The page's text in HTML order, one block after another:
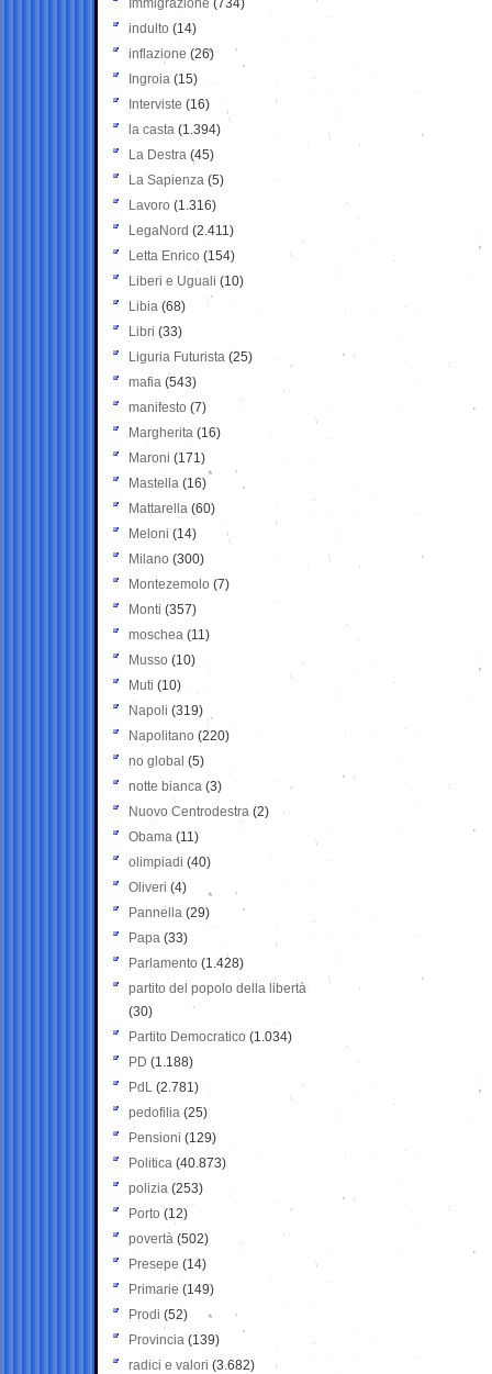
Immigrazione (734)
indulto (14)
inflazione (26)
Ingroia (15)
Interviste (16)
la casta (1.394)
La Destra (45)
La Sapienza (5)
Lavoro (1.316)
LegaNord (2.411)
Letta Enrico (154)
Liberi e Uguali (10)
Libia (68)
Libri (33)
Liguria Futurista (25)
mafia (543)
manifesto (7)
Margherita (16)
Maroni (171)
Mastella (16)
Mattarella (60)
Meloni (14)
Milano (300)
Montezemolo (7)
Monti (357)
moschea (11)
Musso (10)
Muti (10)
Napoli (319)
Napolitano (220)
no global (5)
notte bianca (3)
Nuovo Centrodestra (2)
Obama (11)
olimpiadi (40)
Oliveri (4)
Pannella (29)
Papa (33)
Parlamento (1.428)
partito del popolo della libertà
(30)
Partito Democratico (1.034)
PD (1.188)
PdL (2.781)
pedofilia (25)
Pensioni (129)
Politica (40.873)
polizia (253)
Porto (12)
povertà (502)
Presepe (14)
Primarie (149)
Prodi (52)
Provincia (139)
radici e valori (3.682)